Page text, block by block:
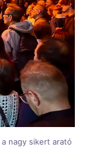
nagy sikert arató